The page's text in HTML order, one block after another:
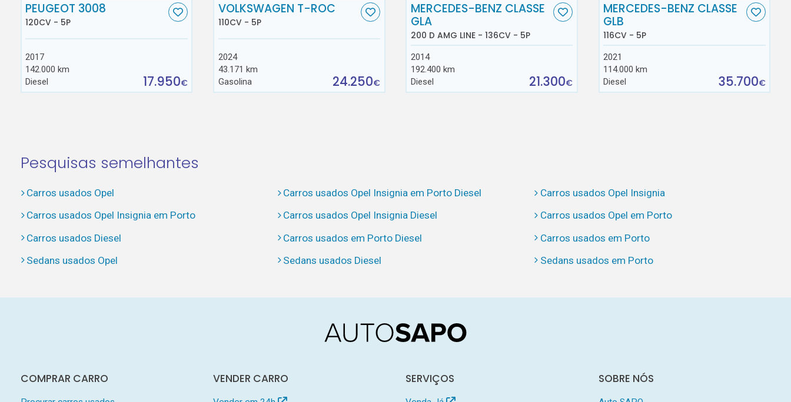
PEUGEOT 3008
120CV - 5P
2017
142.000 km
Diesel
17.950€
VOLKSWAGEN T-ROC
110CV - 5P
2024
43.171 km
Gasolina
24.250€
MERCEDES-BENZ CLASSE
GLA
200 D AMG LINE - 136CV - 5P
2014
192.400 km
Diesel
21.300€
MERCEDES-BENZ CLASSE
GLB
116CV - 5P
2021
114.000 km
Diesel
35.700€
Pesquisas semelhantes
Carros usados Opel Carros usados Opel Insignia em Porto Diesel
Carros usados Opel Insignia
Carros usados Opel Insignia em Porto
Carros usados Opel Insignia Diesel
Carros usados Opel em Porto
Carros usados Diesel
Carros usados em Porto Diesel
Carros usados em Porto
Sedans usados Opel
Sedans usados Diesel Sedans usados em Porto
COMPRAR CARRO VENDER CARRO SERVIÇOS SOBRE NÓS